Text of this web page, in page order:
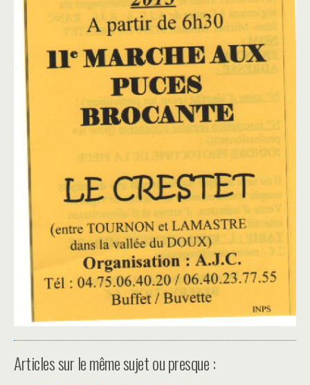
Articles sur le même sujet ou presque :